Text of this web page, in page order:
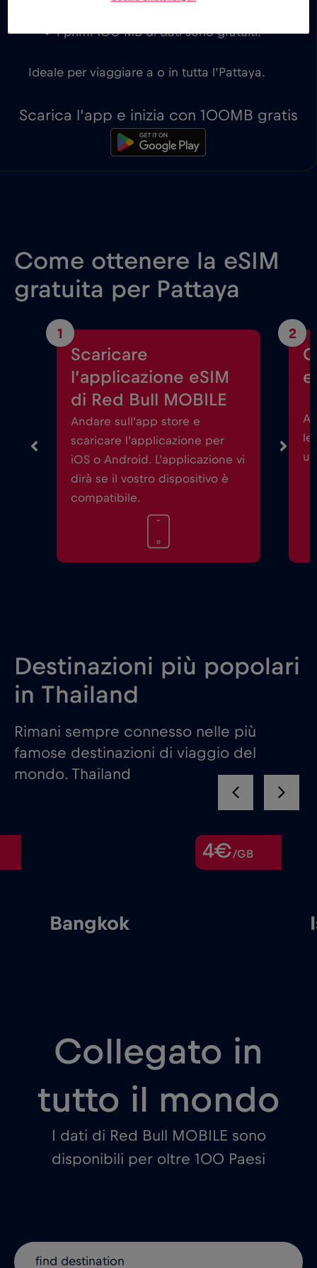
I primi 100 MB di dati sono gratuiti.
Ideale per viaggiare a o in tutta l’Pattaya.
Scarica l’app e inizia con 100MB gratis
Come ottenere la eSIM
gratuita per Pattaya
1
Scaricare
l’applicazione eSIM
di Red Bull MOBILE
Andare sull’app store e
scaricare l’applicazione per
iOS o Android. L’applicazione vi
dirà se il vostro dispositivo è
compatibile.
2
le
Destinazioni più popolari
in Thailand
Rimani sempre connesso nelle più
famose destinazioni di viaggio del
mondo. Thailand
4€/GB
Bangkok
Collegato in
tutto il mondo
I dati di Red Bull MOBILE sono
disponibili per oltre 100 Paesi